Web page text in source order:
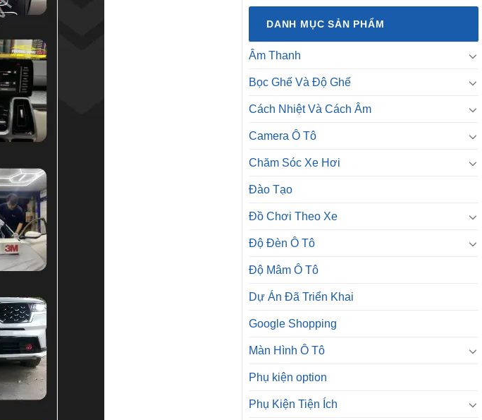
DANH MỤC SẢN PHẨM
Âm Thanh
Bọc Ghế Và Độ Ghế
Cách Nhiệt Và Cách Âm
Camera Ô Tô
Chăm Sóc Xe Hơi
Đào Tạo
Đồ Chơi Theo Xe
Độ Đèn Ô Tô
Độ Mâm Ô Tô
Dự Án Đã Triển Khai
Google Shopping
Màn Hình Ô Tô
Phụ kiện option
Phụ Kiện Tiện Ích